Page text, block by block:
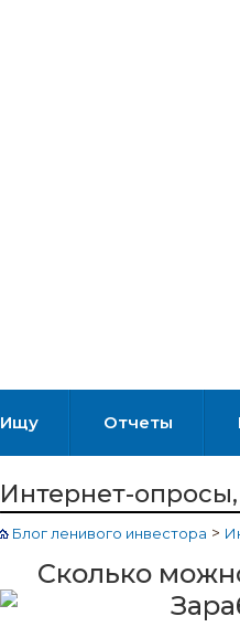
Ищу Отчеты
Интернет-
Блог ленивого инвестора >
Сколько